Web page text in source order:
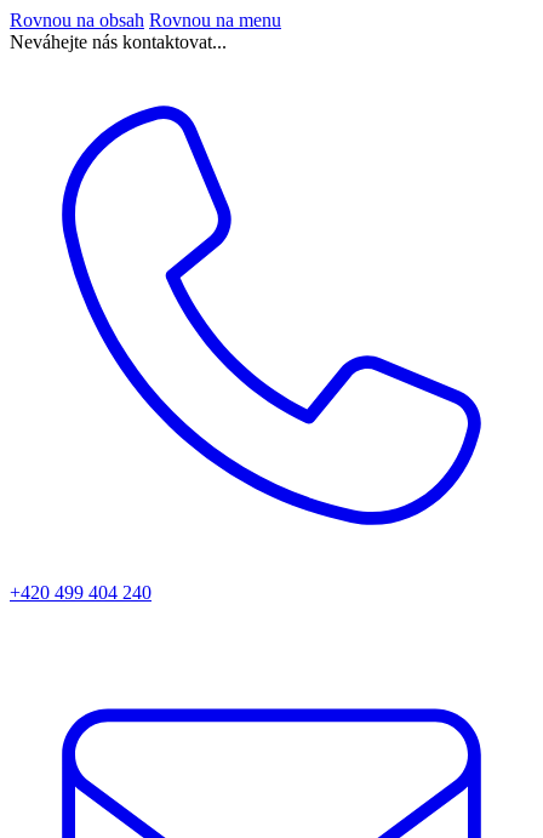
Rovnou na obsah Rovnou na menu
Neváhejte nás kontaktovat...
+420 499 404 240